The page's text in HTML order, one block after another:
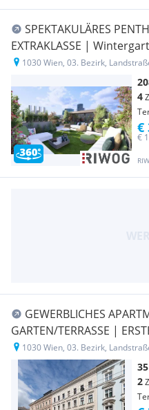
SPEKTAKULÄRES
EXTRAKLASSE |
Fensterflächen | ca. 114
Pool-Option |
Tour
1030 Wien, 03. Bezirk,
4
€
€
GEWERBLICHES
GARTEN/TERRASSE |
Sanierung | In Gehweite
Repräsentatives
1030 Wien, 03. Bezirk,
35
2